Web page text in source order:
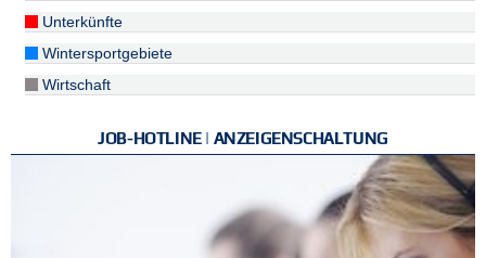
Unterkünfte
Wintersportgebiete
Wirtschaft
JOB-HOTLINE | ANZEIGENSCHALTUNG